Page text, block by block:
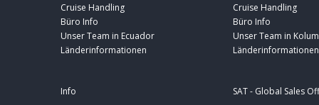
Cruise Handling
Büro Info
Unser Team in Ecuador
Länderinformationen
Cruise Handling
Büro Info
Unser Team in
Länderinformationen
Info
SAT - Global Sales